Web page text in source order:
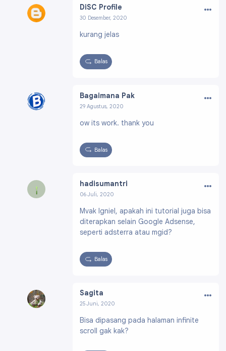
DiSC Profile
30 Desember, 2020
426382304570778
…
kurang jelas
Balas
Bagaimana Pak
29 Agustus, 2020
5044215048818002
…
ow its work. thank you
Balas
hadisumantri
06 Juli, 2020
453314359364785
…
Mvak Igniel, apakah ini tutorial juga bisa
diterapkan selain Google Adsense,
seperti adsterra atau mgid?
Balas
Sagita
25 Juni, 2020
00687804892437087
…
Bisa dipasang pada halaman infinite
scroll gak kak?